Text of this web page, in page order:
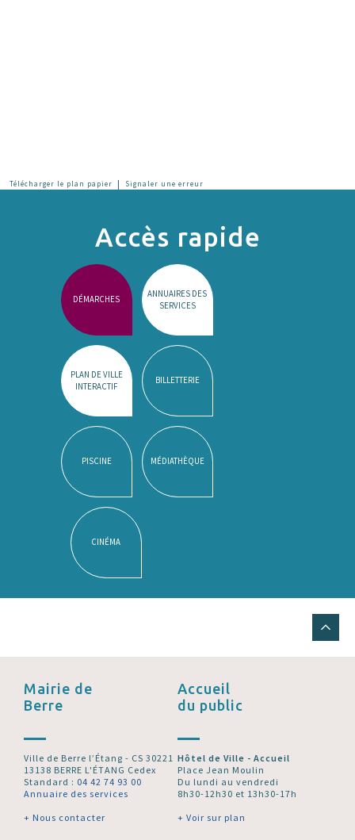
Télécharger le plan papier | Signaler une erreur
Accès rapide
DÉMARCHES
ANNUAIRES DES
SERVICES
PLAN DE VILLE
INTERACTIF
BILLETTERIE
PISCINE MÉDIATHÈQUE
CINÉMA
Mairie de
Berre
Ville de Berre l’Étang - CS 30221
13138 BERRE L'ÉTANG Cedex
Standard : 04 42 74 93 00
Annuaire des services
+ Nous contacter
Accueil
du public
Hôtel de Ville - Accueil
Place Jean Moulin
Du lundi au vendredi
8h30-12h30 et 13h30-17h
+ Voir sur plan